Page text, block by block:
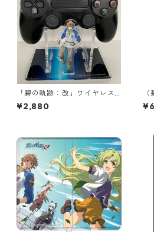
「碧の軌跡：改」ワイヤレス
コントローラー用アクリルス
タンド（ロイド＆エリィ）
¥2,880
イ